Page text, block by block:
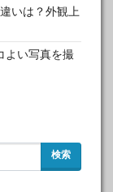
いは？外観上
よい写真を撮
検索